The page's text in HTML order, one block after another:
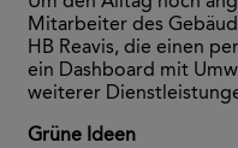
Mitarbeiter des
HB Reavis, die einen
ein Dashboard mit
weiterer
Grüne Ideen